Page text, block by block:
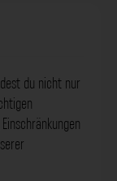
du nicht nur